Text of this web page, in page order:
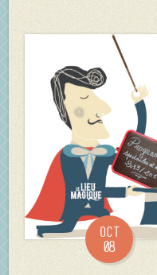
Oct
08